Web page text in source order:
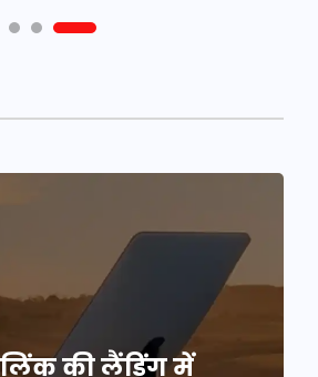
की लैंडिंग में